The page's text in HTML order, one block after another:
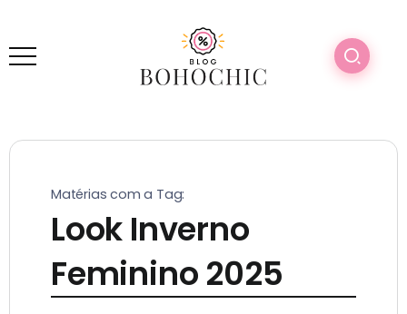
Matérias com a Tag:
Look Inverno
Feminino 2025